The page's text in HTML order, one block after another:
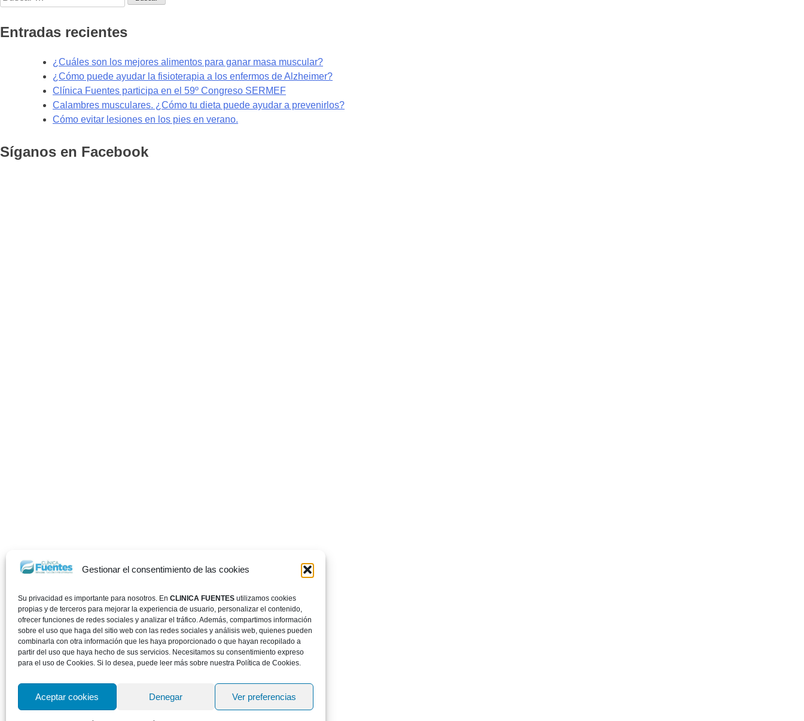
Gestionar el consentimiento de las cookies
Su privacidad es importante para nosotros. En CLINICA FUENTES utilizamos cookies
propias y de terceros para mejorar la experiencia de usuario, personalizar el contenido,
ofrecer funciones de redes sociales y analizar el tráfico. Además, compartimos información
sobre el uso que haga del sitio web con las redes sociales y análisis web, quienes pueden
combinarla con otra información que les haya proporcionado o que hayan recopilado a
partir del uso que haya hecho de sus servicios. Necesitamos su consentimiento expreso
para el uso de Cookies. Si lo desea, puede leer más sobre nuestra Política de Cookies.
Aceptar cookies Denegar Ver preferencias
cervical?”
Entradas recientes
¿Cuáles son los mejores alimentos para ganar masa muscular?
¿Cómo puede ayudar la fisioterapia a los enfermos de Alzheimer?
Clínica Fuentes participa en el 59º Congreso SERMEF
Calambres musculares. ¿Cómo tu dieta puede ayudar a prevenirlos?
Cómo evitar lesiones en los pies en verano.
Síganos en Facebook